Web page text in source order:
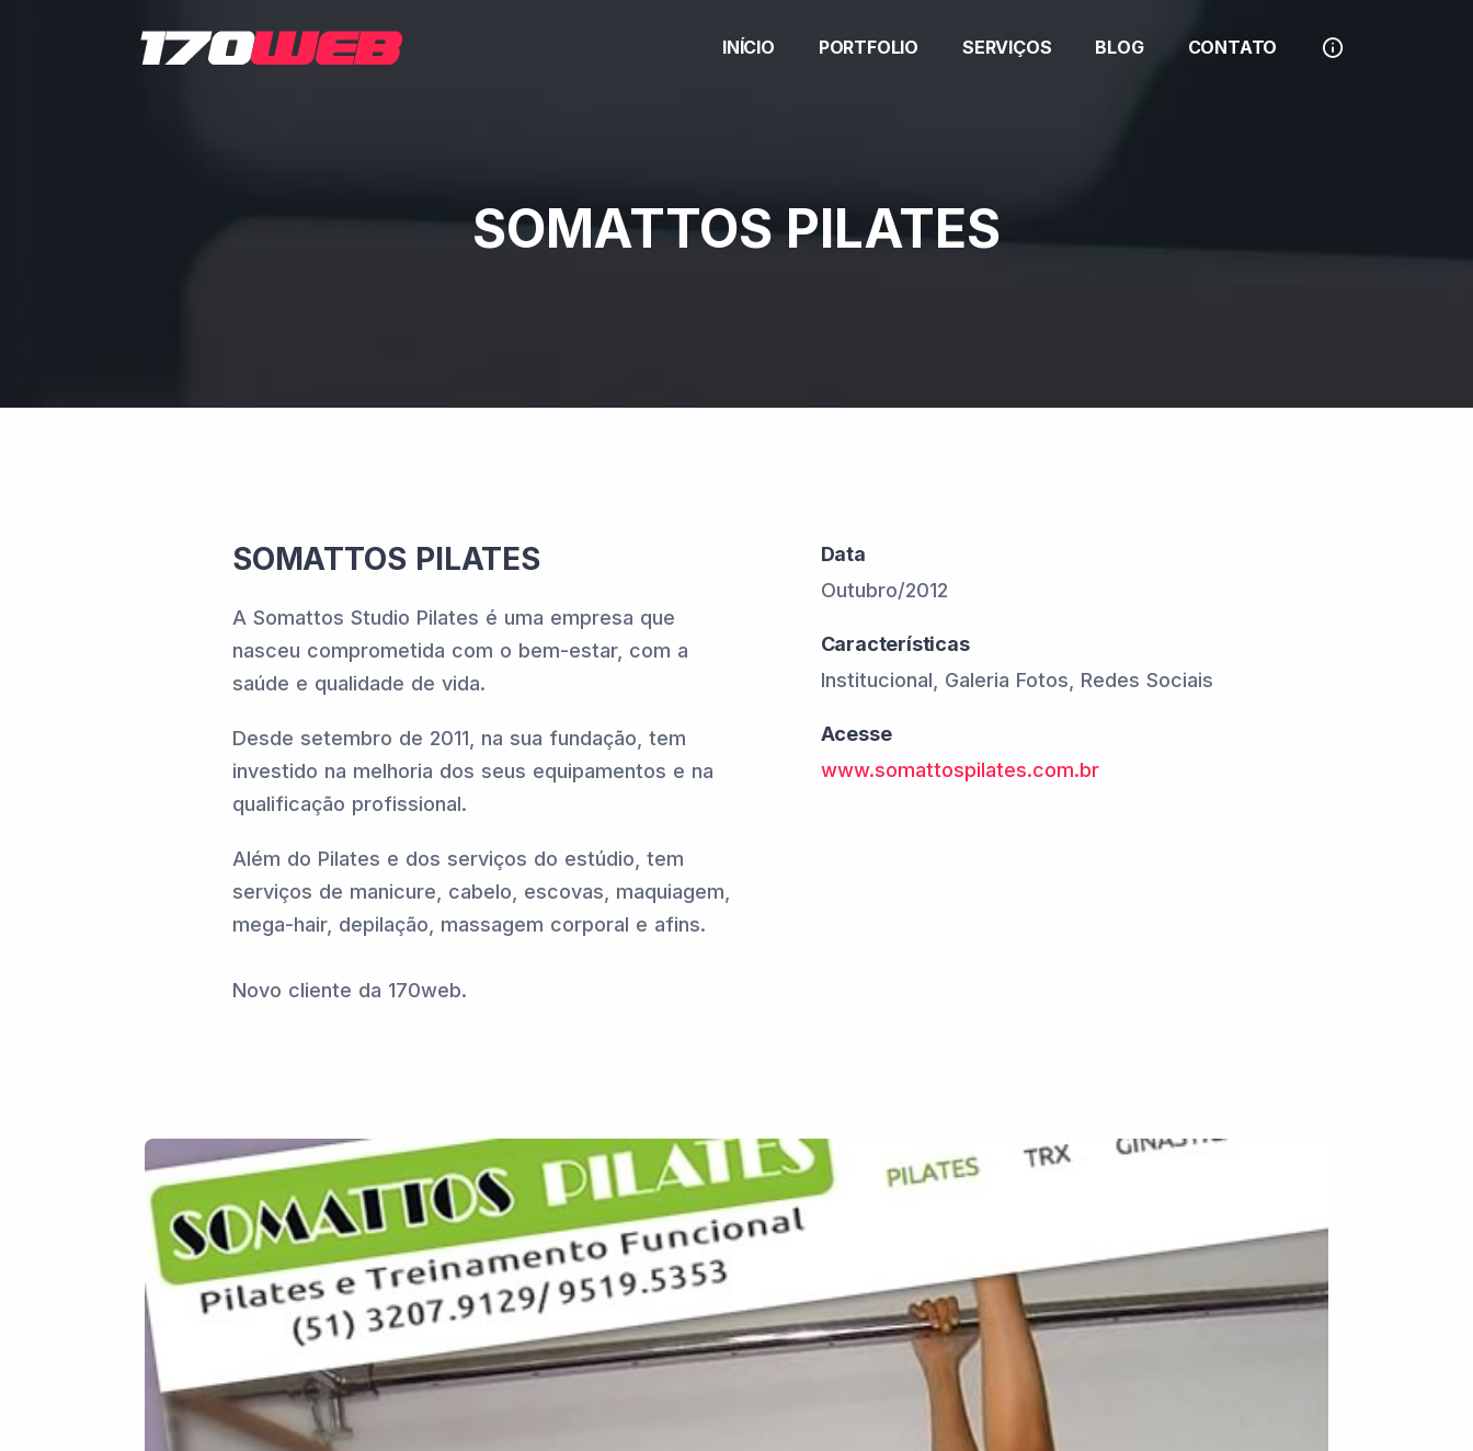
INÍCIO PORTFOLIO SERVIÇOS BLOG CONTATO
SOMATTOS PILATES
SOMATTOS PILATES
A Somattos Studio Pilates é uma empresa que
nasceu comprometida com o bem-estar, com a
saúde e qualidade de vida.
Desde setembro de 2011, na sua fundação, tem
investido na melhoria dos seus equipamentos e na
qualificação profissional.
Além do Pilates e dos serviços do estúdio, tem
serviços de manicure, cabelo, escovas, maquiagem,
mega-hair, depilação, massagem corporal e afins.
Novo cliente da 170web.
Data
Outubro/2012
Características
Institucional, Galeria Fotos, Redes Sociais
Acesse
www.somattospilates.com.br